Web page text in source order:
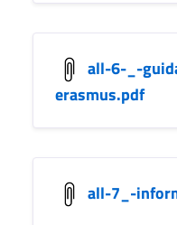
all-6-_-
erasmus.pdf
all-7_-